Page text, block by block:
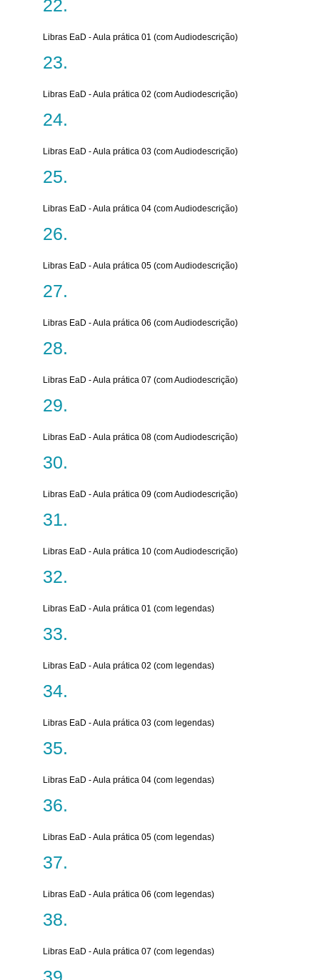
Libras EaD - Aula prática 01 (com Audiodescrição)
Libras EaD - Aula prática 02 (com Audiodescrição)
Libras EaD - Aula prática 03 (com Audiodescrição)
Libras EaD - Aula prática 04 (com Audiodescrição)
Libras EaD - Aula prática 05 (com Audiodescrição)
Libras EaD - Aula prática 06 (com Audiodescrição)
Libras EaD - Aula prática 07 (com Audiodescrição)
Libras EaD - Aula prática 08 (com Audiodescrição)
Libras EaD - Aula prática 09 (com Audiodescrição)
Libras EaD - Aula prática 10 (com Audiodescrição)
Libras EaD - Aula prática 01 (com legendas)
Libras EaD - Aula prática 02 (com legendas)
Libras EaD - Aula prática 03 (com legendas)
Libras EaD - Aula prática 04 (com legendas)
Libras EaD - Aula prática 05 (com legendas)
Libras EaD - Aula prática 06 (com legendas)
Libras EaD - Aula prática 07 (com legendas)